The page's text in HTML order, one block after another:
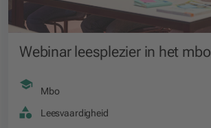
Webinar leesplezier in het mbo
Mbo
Leesvaardigheid